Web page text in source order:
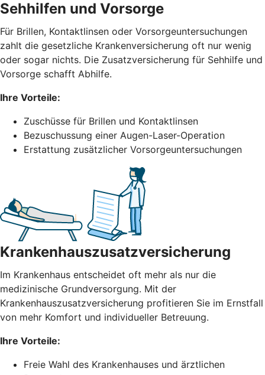
Sehhilfen und Vorsorge
Für Brillen, Kontaktlinsen oder Vorsorgeuntersuchungen
zahlt die gesetzliche Krankenversicherung oft nur wenig
oder sogar nichts. Die Zusatzversicherung für Sehhilfe und
Vorsorge schafft Abhilfe.
Ihre Vorteile:
Zuschüsse für Brillen und Kontaktlinsen
Bezuschussung einer Augen-Laser-Operation
Erstattung zusätzlicher Vorsorgeuntersuchungen
Krankenhauszusatzversicherung
Im Krankenhaus entscheidet oft mehr als nur die
medizinische Grundversorgung. Mit der
Krankenhauszusatzversicherung profitieren Sie im Ernstfall
von mehr Komfort und individueller Betreuung.
Ihre Vorteile:
Freie Wahl des Krankenhauses und ärztlichen